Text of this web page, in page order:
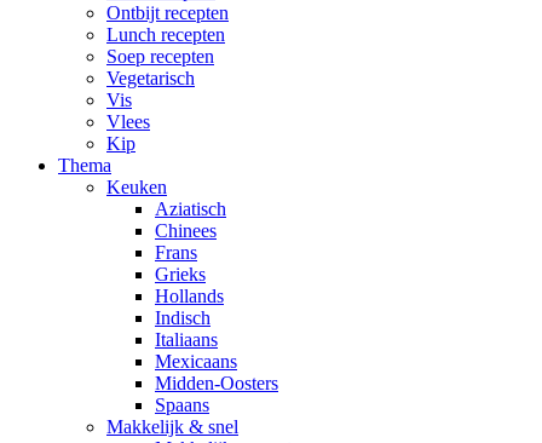
Ontbijt recepten
Lunch recepten
Soep recepten
Vegetarisch
Vis
Vlees
Kip
Thema
Keuken
Aziatisch
Chinees
Frans
Grieks
Hollands
Indisch
Italiaans
Mexicaans
Midden-Oosters
Spaans
Makkelijk & snel